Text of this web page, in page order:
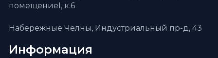
Информация
помещениеI, к.6
Набережные Челны, Индустриальный пр-д, 43